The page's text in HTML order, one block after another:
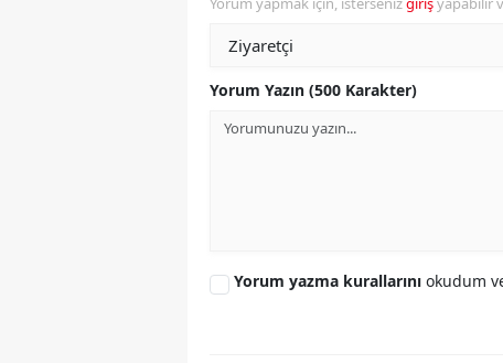
Yorum Yazın (500 Karakter)
Yorum yazma kurallarını okudum